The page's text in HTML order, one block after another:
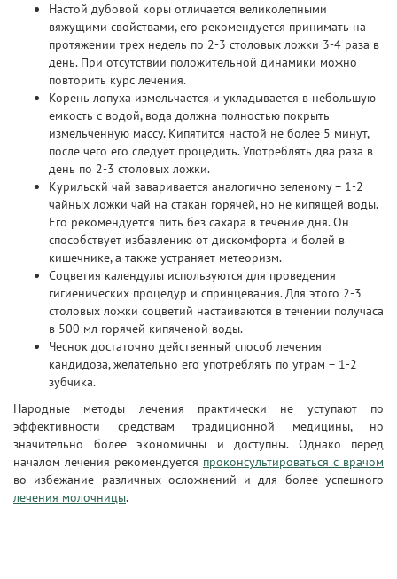
Настой дубовой коры отличается великолепными
вяжущими свойствами, его рекомендуется принимать на
протяжении трех недель по 2-3 столовых ложки 3-4 раза в
день. При отсутствии положительной динамики можно
повторить курс лечения.
Корень лопуха измельчается и укладывается в небольшую
емкость с водой, вода должна полностью покрыть
измельченную массу. Кипятится настой не более 5 минут,
после чего его следует процедить. Употреблять два раза в
день по 2-3 столовых ложки.
Курильскй чай заваривается аналогично зеленому – 1-2
чайных ложки чай на стакан горячей, но не кипящей воды.
Его рекомендуется пить без сахара в течение дня. Он
способствует избавлению от дискомфорта и болей в
кишечнике, а также устраняет метеоризм.
Соцветия календулы используются для проведения
гигиенических процедур и спринцевания. Для этого 2-3
столовых ложки соцветий настаиваются в течении получаса
в 500 мл горячей кипяченой воды.
Чеснок достаточно действенный способ лечения
кандидоза, желательно его употреблять по утрам – 1-2
зубчика.
Народные методы лечения практически не уступают по
эффективности средствам традиционной медицины, но
значительно более экономичны и доступны. Однако перед
началом лечения рекомендуется проконсультироваться с врачом
во избежание различных осложнений и для более успешного
лечения молочницы.